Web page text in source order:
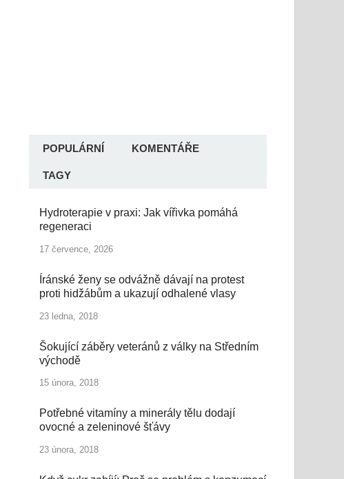
POPULÁRNÍ KOMENTÁŘE
TAGY
Hydroterapie v praxi: Jak vířivka pomáhá
regeneraci
17 července, 2026
Íránské ženy se odvážně dávají na protest
proti hidžábům a ukazují odhalené vlasy
23 ledna, 2018
Šokující záběry veteránů z války na Středním
východě
15 února, 2018
Potřebné vitamíny a minerály tělu dodají
ovocné a zeleninové šťávy
23 února, 2018